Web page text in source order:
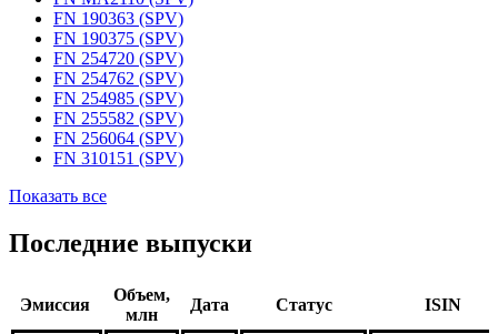
FN 190363 (SPV)
FN 190375 (SPV)
FN 254720 (SPV)
FN 254762 (SPV)
FN 254985 (SPV)
FN 255582 (SPV)
FN 256064 (SPV)
FN 310151 (SPV)
Показать все
Последние выпуски
Эмиссия
Объем,
млн
Дата Статус ISIN